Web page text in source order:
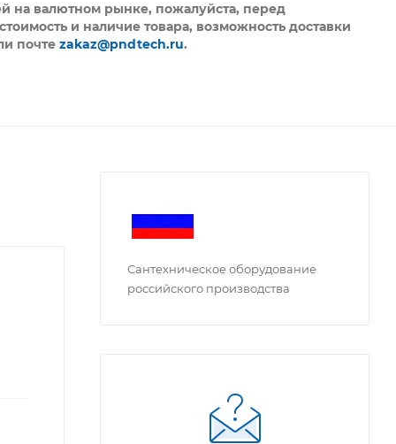
на валютном рынке, пожалуйста, перед
и наличие товара, возможность доставки
почтеzakaz@pndtech.ru.
Сантехническое оборудование
российского производства